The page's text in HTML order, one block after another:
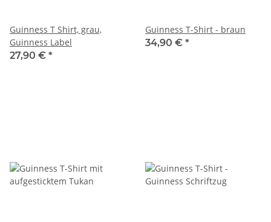
Guinness T Shirt, grau,
Guinness Label
27,90 € *
Guinness T-Shirt - braun
34,90 € *